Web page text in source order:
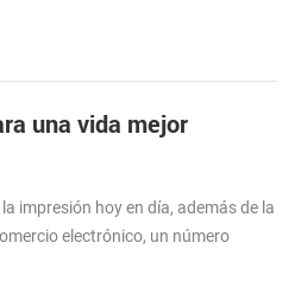
una vida mejor
impresión hoy en día, además de la
electrónico, un número